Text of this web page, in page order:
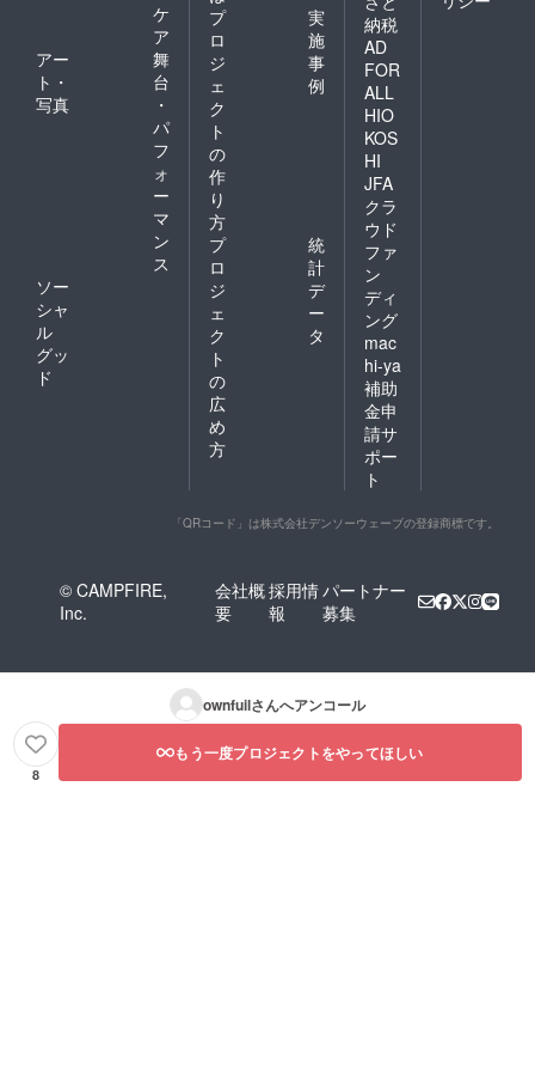
ケ
ア
アー
ト・
写真
舞
台
・
パ
フ
ォ
ー
マ
ン
ス
ソー
シャ
ル
グッ
ド
プ
ロ
ジ
ェ
ク
ト
の
作
り
方
実
施
事
例
プ
ロ
ジ
ェ
ク
ト
の
広
め
方
統
計
デ
ー
タ
納税
AD
FOR
ALL
HIO
KOS
HI
JFA
クラ
ウド
ファ
ン
ディ
ング
mac
hi-ya
補助
金申
請サ
ポー
ト
「QRコード」は株式会社デンソーウェーブの登録商標です。
© CAMPFIRE,
Inc.
会社概
要
採用情
報
パートナー
募集
ownfuilさんへアンコール
8
もう一度プロジェクトをやってほしい